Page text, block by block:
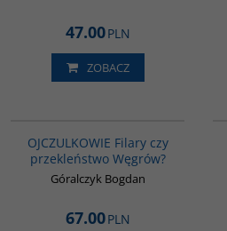
47.00PLN
ZOBACZ
OJCZULKOWIE Filary czy
przekleństwo Węgrów?
Góralczyk Bogdan
67.00PLN